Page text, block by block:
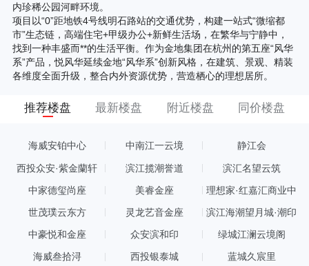
内珍稀公园河畔环境。
项目以“0”距地铁4号线明石路站的交通优势，构建一站式“微缩都
市”生态链，高端住宅+甲级办公+新鲜生活场，在繁华与宁静中，
找到一种丰盛而**的生活平衡。作为金地集团在杭州的第五座“风华
系”产品，悦风华延续金地“风华系”创新风格，在建筑、景观、精装
各维度全面升级，整合内外资源优势，营造栖心的理想居所。
推荐楼盘 最新楼盘 附近楼盘 同价楼盘
海威安铂中心 中南江一云境 静江会
西投众安·紫金蘭轩 滨江揽潮誉道 滨汇名望云筑
中家德玺尚座 美睿金座
理想家·红嘉汇商业中
世茂璞云东方 灵龙艺音金座 滨江海潮望月城·潮印
中豪悦和金座 众安滨和印 绿城江澜云境阁
海威叁拾浔 西投银泰城 蓝城久宸里